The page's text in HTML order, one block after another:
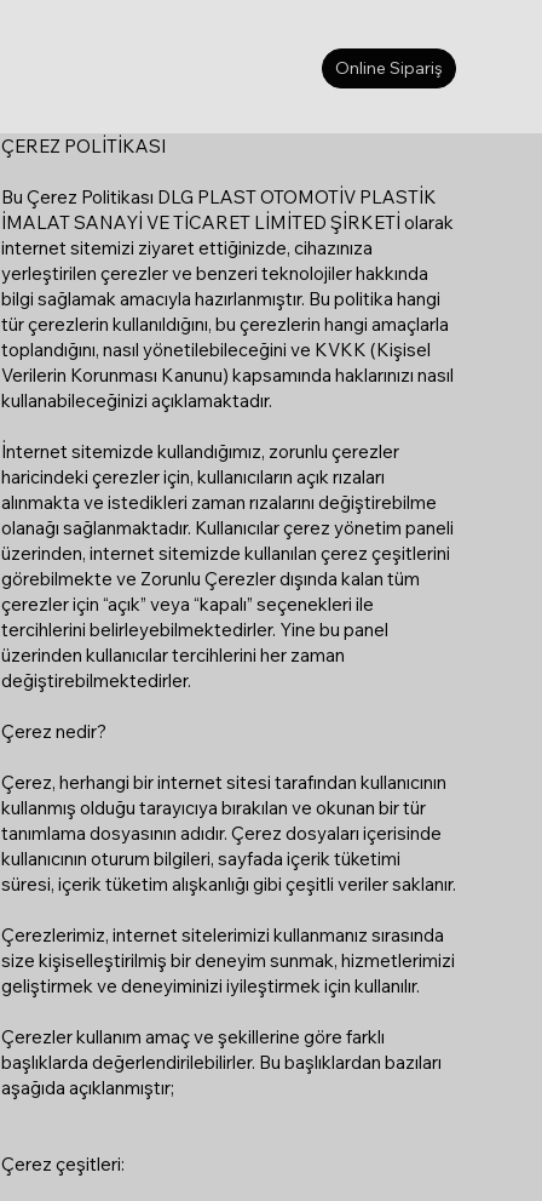
Online Sipariş
ÇEREZ POLİTİKASI
Bu Çerez Politikası DLG PLAST OTOMOTİV PLASTİK
İMALAT SANAYİ VE TİCARET LİMİTED ŞİRKETİ olarak
internet sitemizi ziyaret ettiğinizde, cihazınıza
yerleştirilen çerezler ve benzeri teknolojiler hakkında
bilgi sağlamak amacıyla hazırlanmıştır. Bu politika hangi
tür çerezlerin kullanıldığını, bu çerezlerin hangi amaçlarla
toplandığını, nasıl yönetilebileceğini ve KVKK (Kişisel
Verilerin Korunması Kanunu) kapsamında haklarınızı nasıl
kullanabileceğinizi açıklamaktadır.
İnternet sitemizde kullandığımız, zorunlu çerezler
haricindeki çerezler için, kullanıcıların açık rızaları
alınmakta ve istedikleri zaman rızalarını değiştirebilme
olanağı sağlanmaktadır. Kullanıcılar çerez yönetim paneli
üzerinden, internet sitemizde kullanılan çerez çeşitlerini
görebilmekte ve Zorunlu Çerezler dışında kalan tüm
çerezler için “açık” veya “kapalı” seçenekleri ile
tercihlerini belirleyebilmektedirler. Yine bu panel
üzerinden kullanıcılar tercihlerini her zaman
değiştirebilmektedirler.
Çerez nedir?
Çerez, herhangi bir internet sitesi tarafından kullanıcının
kullanmış olduğu tarayıcıya bırakılan ve okunan bir tür
tanımlama dosyasının adıdır. Çerez dosyaları içerisinde
kullanıcının oturum bilgileri, sayfada içerik tüketimi
süresi, içerik tüketim alışkanlığı gibi çeşitli veriler saklanır.
Çerezlerimiz, internet sitelerimizi kullanmanız sırasında
size kişiselleştirilmiş bir deneyim sunmak, hizmetlerimizi
geliştirmek ve deneyiminizi iyileştirmek için kullanılır.
Çerezler kullanım amaç ve şekillerine göre farklı
başlıklarda değerlendirilebilirler. Bu başlıklardan bazıları
aşağıda açıklanmıştır;
Çerez çeşitleri: